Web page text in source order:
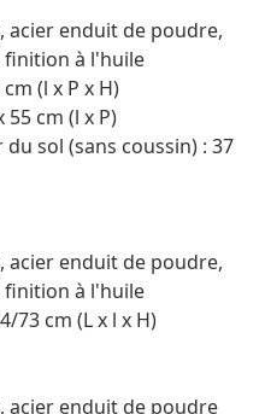
acier enduit de poudre,
finition à l'huile
(l x P x H)
cm (l x P)
sol (sans coussin) : 37
acier enduit de poudre,
finition à l'huile
73 cm (L x l x H)
acier enduit de poudre